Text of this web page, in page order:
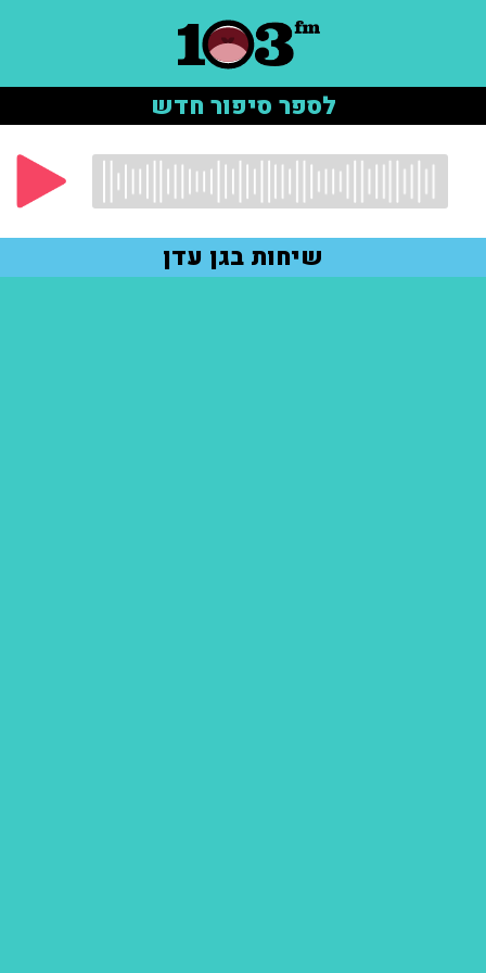
לספר סיפור חדש
שיחות בגן עדן